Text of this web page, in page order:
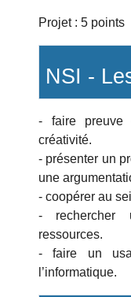
Projet : 5 points
NSI -
- faire preuve
créativité.
- présenter un
une
- coopérer au
- rechercher
ressources.
- faire un
l’informatique.